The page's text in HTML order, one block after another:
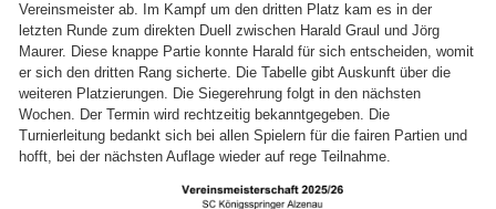
Vereinsmeister ab. Im Kampf um den dritten Platz kam es in der
letzten Runde zum direkten Duell zwischen Harald Graul und Jörg
Maurer. Diese knappe Partie konnte Harald für sich entscheiden, womit
er sich den dritten Rang sicherte. Die Tabelle gibt Auskunft über die
weiteren Platzierungen. Die Siegerehrung folgt in den nächsten
Wochen. Der Termin wird rechtzeitig bekanntgegeben. Die
Turnierleitung bedankt sich bei allen Spielern für die fairen Partien und
hofft, bei der nächsten Auflage wieder auf rege Teilnahme.